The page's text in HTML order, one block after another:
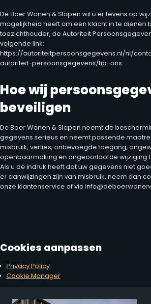
De Boer Wonen & Slapen wil u er tevens op
mogelijkheid heeft om een klacht in te dienen
toezichthouder, de Autoriteit
volgende link:
https://autoriteitpersoonsgegevens.nl/nl/
autoriteit-persoonsgegevens/tip-ons.
Hoe wij
beveiligen
De Boer Wonen & Slapen neemt de
gegevens serieus en neemt passende
misbruik, verlies, onbevoegde toegang,
openbaarmaking en ongeoorloofde wijziging
Als u de indruk heeft dat uw gegevens niet
er aanwijzingen zijn van misbruik, neem dan
onze klantenservice of via
Cookies aanpassen
Privacy Policy
Cookie Manager